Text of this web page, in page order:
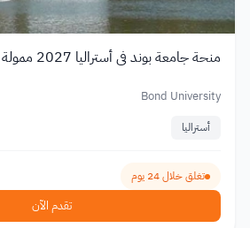
منحة جامعة بوند في أستراليا 2027 ممولة جزئيا للطلاب الدوليين
Bond University
أستراليا
تغلق خلال 24 يوم
تقدم الآن